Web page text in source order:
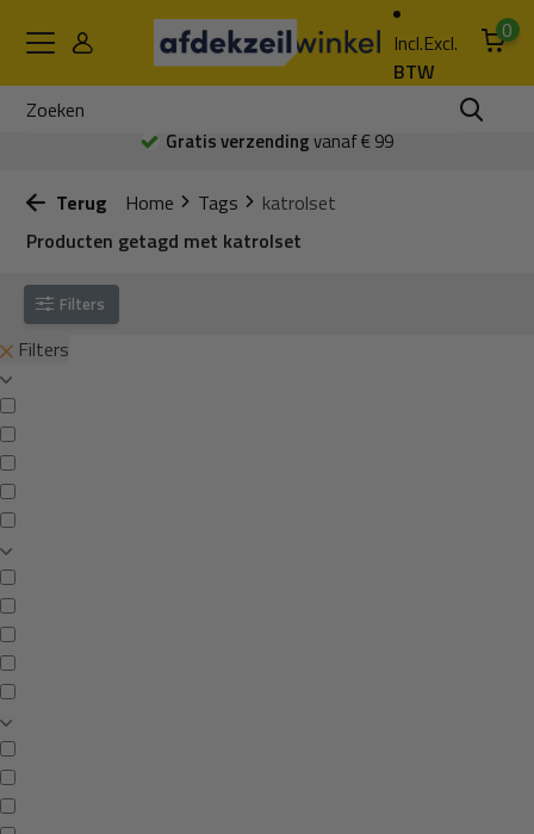
Incl.Excl.
BTW
0
Gratis verzendingvanaf € 99
Terug Home Tags
katrolset
Producten getagd met katrolset
Filters
Filters